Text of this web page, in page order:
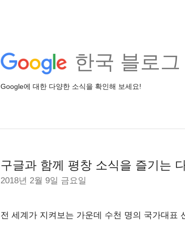
한국 블로그
Google에 대한 다양한 소식을 확인해 보세요!
구글과 함께 평창 소식을 즐기는
2018년 2월 9일 금요일
전 세계가 지켜보는 가운데 수천 명의 국가대표